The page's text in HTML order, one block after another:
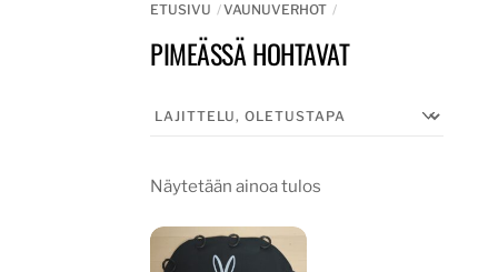
ETUSIVU VAUNUVERHOT
PIMEÄSSÄ HOHTAVAT
Näytetään ainoa tulos